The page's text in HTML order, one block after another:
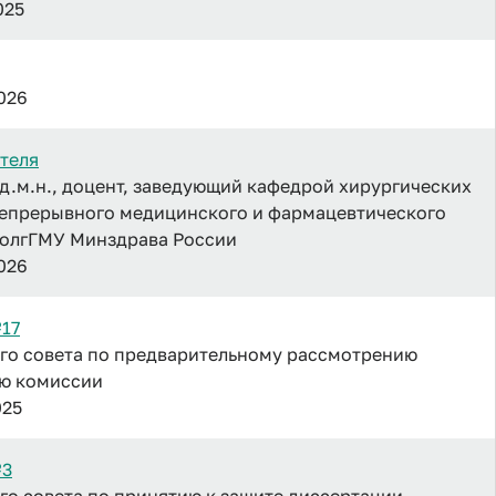
доцент, заведующий кафедрой хирургических
медицинского и фармацевтического
Минздрава России
совета по предварительному рассмотрению
комиссии